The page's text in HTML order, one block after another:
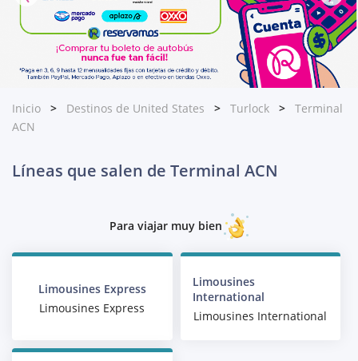
Inicio Destinos de United States Turlock
Terminal
ACN
Líneas que salen de Terminal ACN
Para viajar muy bien
Limousines Express
Limousines Express
Limousines
International
Limousines International